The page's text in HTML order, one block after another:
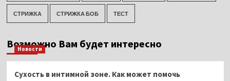
СТРИЖКА СТРИЖКА БОБ ТЕСТ
Возможно Вам будет интересно
Новости
Сухость в интимной зоне. Как может помочь